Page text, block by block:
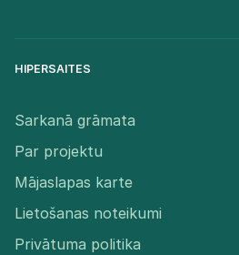
HIPERSAITES
Sarkanā grāmata
Par projektu
Mājaslapas karte
Lietošanas noteikumi
Privātuma politika